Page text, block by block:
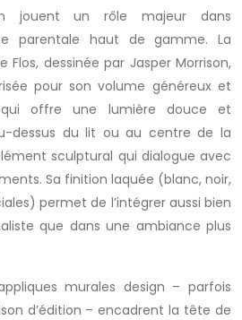
jouent un rôle majeur dans
parentale haut de gamme. La
Flos, dessinée par Jasper Morrison,
pour son volume généreux et
offre une lumière douce et
dessus du lit ou au centre de la
sculptural qui dialogue avec
Sa finition laquée (blanc, noir,
permet de l’intégrer aussi bien
que dans une ambiance plus
murales design – parfois
d’édition – encadrent la tête de